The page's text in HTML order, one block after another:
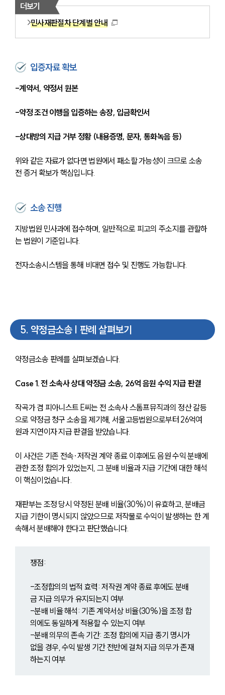
더보기
민사재판절차 단계별 안내
입증자료 확보
-계약서, 약정서 원본
-약정 조건 이행을 입증하는 송장, 입금확인서
-상대방의 지급 거부 정황 (내용증명, 문자, 통화녹음 등)
위와 같은 자료가 없다면 법원에서 패소할 가능성이 크므로 소송
전 증거 확보가 핵심입니다.
소송 진행
지방법원 민사과에 접수하며, 일반적으로 피고의 주소지를 관할하
는 법원이 기준입니다.
전자소송시스템을 통해 비대면 접수 및 진행도 가능합니다.
5. 약정금소송 | 판례 살펴보기
약정금소송 판례를 살펴보겠습니다.
Case 1. 전 소속사 상대 약정금 소송, 26억 음원 수익 지급 판결
작곡가 겸 피아니스트 E씨는 전 소속사 스톰프뮤직과의 정산 갈등
으로 약정금 청구 소송을 제기해, 서울고등법원으로부터 26억여
원과 지연이자 지급 판결을 받았습니다.
이 사건은 기존 전속·저작권 계약 종료 이후에도 음원 수익 분배에
관한 조정 합의가 있었는지, 그 분배 비율과 지급 기간에 대한 해석
이 핵심이었습니다.
재판부는 조정 당시 약정된 분배 비율(30%)이 유효하고, 분배금
지급 기한이 명시되지 않았으므로 저작물로 수익이 발생하는 한 계
속해서 분배해야 한다고 판단했습니다.
쟁점:
-조정합의의 법적 효력: 저작권 계약 종료 후에도 분배
금 지급 의무가 유지되는지 여부
-분배 비율 해석: 기존 계약서상 비율(30%)을 조정 합
의에도 동일하게 적용할 수 있는지 여부
-분배 의무의 존속 기간: 조정 합의에 지급 종기 명시가
없을 경우, 수익 발생 기간 전반에 걸쳐 지급 의무가 존재
하는지 여부